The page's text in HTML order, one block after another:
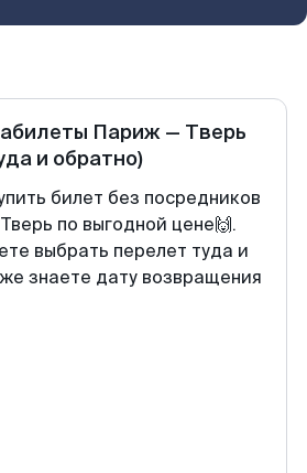
Париж— Тверь
и обратно)
билет без посредников
по выгодной цене🙌.
выбрать перелет туда и
знаете дату возвращения